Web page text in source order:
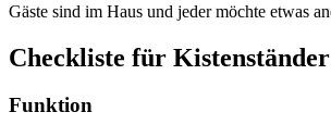
Gäste sind im Haus und jeder möchte etwas
Checkliste für Kistenständer
Funktion